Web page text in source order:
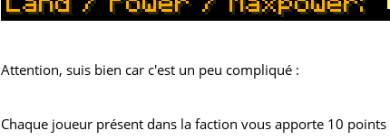
Attention, suis bien car c'est un peu compliqué :
Chaque joueur présent dans la faction vous apporte 10 points